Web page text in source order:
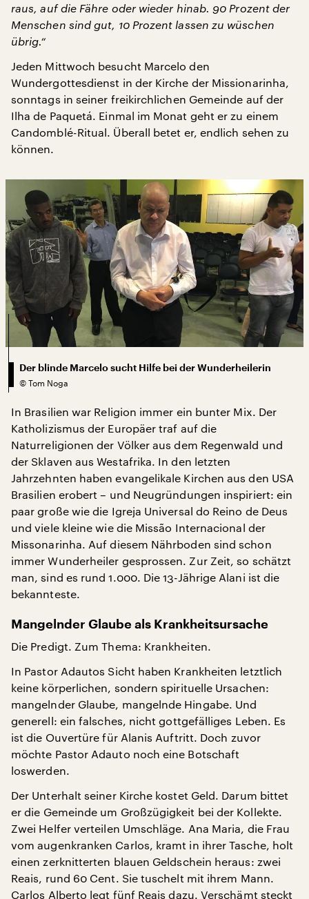
raus, auf die Fähre oder wieder hinab. 90 Prozent der
Menschen sind gut, 10 Prozent lassen zu wüschen
übrig.“
Jeden Mittwoch besucht Marcelo den
Wundergottesdienst in der Kirche der Missionarinha,
sonntags in seiner freikirchlichen Gemeinde auf der
Ilha de Paquetá. Einmal im Monat geht er zu einem
Candomblé-Ritual. Überall betet er, endlich sehen zu
können.
Der blinde Marcelo sucht Hilfe bei der Wunderheilerin
© Tom Noga
In Brasilien war Religion immer ein bunter Mix. Der
Katholizismus der Europäer traf auf die
Naturreligionen der Völker aus dem Regenwald und
der Sklaven aus Westafrika. In den letzten
Jahrzehnten haben evangelikale Kirchen aus den USA
Brasilien erobert – und Neugründungen inspiriert: ein
paar große wie die Igreja Universal do Reino de Deus
und viele kleine wie die Missão Internacional der
Missonarinha. Auf diesem Nährboden sind schon
immer Wunderheiler gesprossen. Zur Zeit, so schätzt
man, sind es rund 1.000. Die 13-Jährige Alani ist die
bekannteste.
Mangelnder Glaube als Krankheitsursache
Die Predigt. Zum Thema: Krankheiten.
In Pastor Adautos Sicht haben Krankheiten letztlich
keine körperlichen, sondern spirituelle Ursachen:
mangelnder Glaube, mangelnde Hingabe. Und
generell: ein falsches, nicht gottgefälliges Leben. Es
ist die Ouvertüre für Alanis Auftritt. Doch zuvor
möchte Pastor Adauto noch eine Botschaft
loswerden.
Der Unterhalt seiner Kirche kostet Geld. Darum bittet
er die Gemeinde um Großzügigkeit bei der Kollekte.
Zwei Helfer verteilen Umschläge. Ana Maria, die Frau
vom augenkranken Carlos, kramt in ihrer Tasche, holt
einen zerknitterten blauen Geldschein heraus: zwei
Reais, rund 60 Cent. Sie tuschelt mit ihrem Mann.
Carlos Alberto legt fünf Reais dazu. Verschämt steckt